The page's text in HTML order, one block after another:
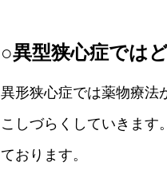
○異型狭心症では
異形狭心症では薬物療法
こしづらくしていきます
ております。